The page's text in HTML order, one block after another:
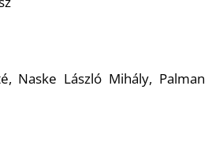
Naske László Mihály, Palman